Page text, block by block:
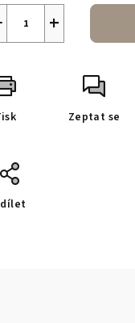
+
Zeptat se